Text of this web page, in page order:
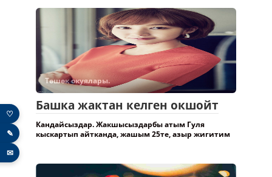
Төшөк окуялары.
Башка жактан келген окшойт
Кандайсыздар. Жакшысыздарбы атым Гуля
кыскартып айтканда, жашым 25те, азыр жигитим
♡
✎
✉